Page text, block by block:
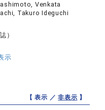
Venkata
Takuro Ideguchi
）
示
【 表示 ／非表示 】